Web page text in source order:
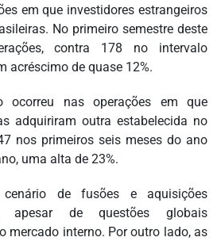
em que investidores estrangeiros
No primeiro semestre deste
contra 178 no intervalo
acréscimo de quase 12%.
ocorreu nas operações em que
adquiriram outra estabelecida no
nos primeiros seis meses do ano
uma alta de 23%.
de fusões e aquisições
apesar de questões globais
mercado interno. Por outro lado, as